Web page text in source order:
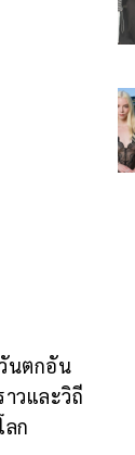
นตกอัน
วและวิถี
ก